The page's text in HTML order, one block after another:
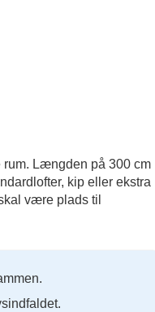
rum. Længden på 300 cm
kip eller ekstra
være plads til